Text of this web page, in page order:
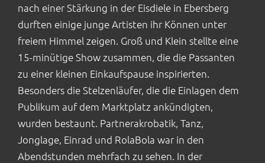
nach einer Stärkung in der Eisdiele in Ebersberg
durften einige junge Artisten ihr Können unter
freiem Himmel zeigen. Groß und Klein stellte eine
15-minütige Show zusammen, die die Passanten
zu einer kleinen Einkaufspause inspirierten.
Besonders die Stelzenläufer, die die Einlagen dem
Publikum auf dem Marktplatz ankündigten,
wurden bestaunt. Partnerakrobatik, Tanz,
Jonglage, Einrad und RolaBola war in den
Abendstunden mehrfach zu sehen. In der